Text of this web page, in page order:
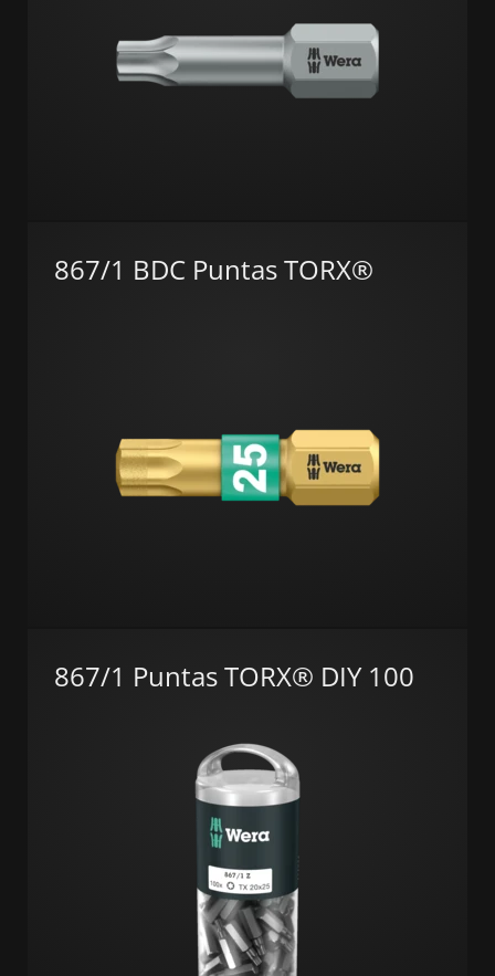
867/1 BDC Puntas TORX®
867/1 Puntas TORX® DIY 100